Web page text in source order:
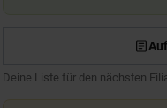
Deine Liste für den nächsten